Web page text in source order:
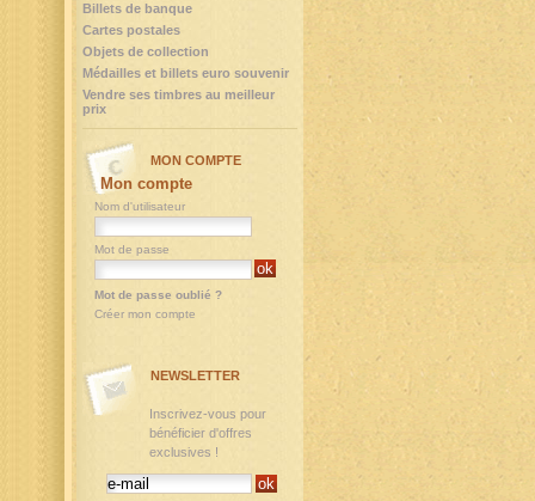
Billets de banque
Cartes postales
Objets de collection
Médailles et billets euro souvenir
Vendre ses timbres au meilleur
prix
MON COMPTE
Mon compte
Nom d'utilisateur
Mot de passe
Mot de passe oublié ?
Créer mon compte
NEWSLETTER
Inscrivez-vous pour
bénéficier d'offres
exclusives !